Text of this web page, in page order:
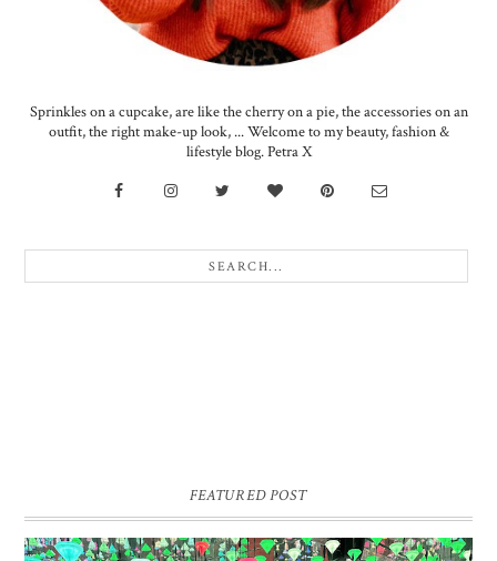
Sprinkles on a cupcake, are like the cherry on a pie, the accessories on an
outfit, the right make-up look, ... Welcome to my beauty, fashion &
lifestyle blog. Petra X
FEATURED POST